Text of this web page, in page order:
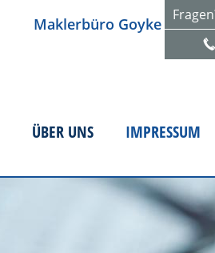
ÜBER UNS IMPRESSUM
Maklerbüro Goyke